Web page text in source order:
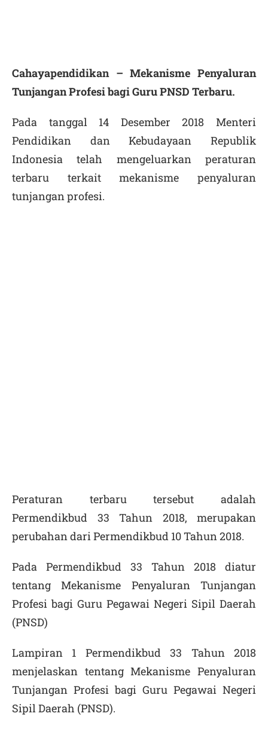
Cahayapendidikan – Mekanisme Penyaluran
Tunjangan Profesi bagi Guru PNSD Terbaru.
Pada tanggal 14 Desember 2018 Menteri
Pendidikan dan Kebudayaan Republik
Indonesia telah mengeluarkan peraturan
terbaru terkait mekanisme penyaluran
tunjangan profesi.
Peraturan terbaru tersebut adalah
Permendikbud 33 Tahun 2018, merupakan
perubahan dari Permendikbud 10 Tahun 2018.
Pada Permendikbud 33 Tahun 2018 diatur
tentang Mekanisme Penyaluran Tunjangan
Profesi bagi Guru Pegawai Negeri Sipil Daerah
(PNSD)
Lampiran 1 Permendikbud 33 Tahun 2018
menjelaskan tentang Mekanisme Penyaluran
Tunjangan Profesi bagi Guru Pegawai Negeri
Sipil Daerah (PNSD).